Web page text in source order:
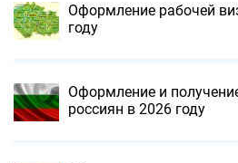
Оформление рабочей
году
Оформление и
россиян в 2026 году